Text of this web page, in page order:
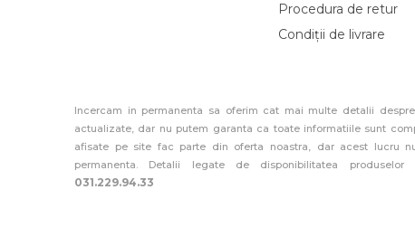
Procedura de retur
Condiții de livrare
Incercam in permanenta sa oferim cat mai multe detalii
actualizate, dar nu putem garanta ca toate informatiile sunt
afisate pe site fac parte din oferta noastra, dar acest lucru
permanenta. Detalii legate de disponibilitatea
031.229.94.33